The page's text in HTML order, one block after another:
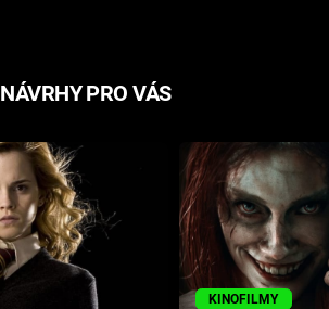
NÁVRHY PRO VÁS
KINOFILMY